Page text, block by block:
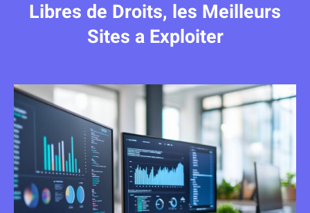
Libres de Droits, les Meilleurs
Sites a Exploiter